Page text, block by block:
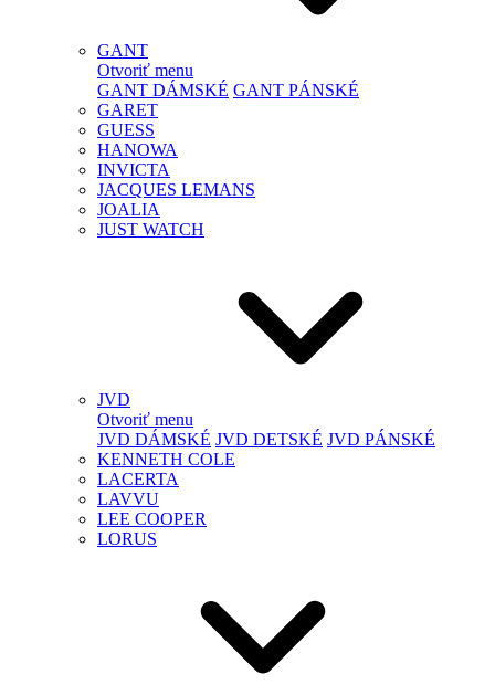
GANT
Otvoriť menu
GANT DÁMSKÉ GANT PÁNSKÉ
GARET
GUESS
HANOWA
INVICTA
JACQUES LEMANS
JOALIA
JUST WATCH
JVD
Otvoriť menu
JVD DÁMSKÉ JVD DETSKÉ JVD PÁNSKÉ
KENNETH COLE
LACERTA
LAVVU
LEE COOPER
LORUS